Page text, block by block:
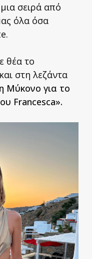
σειρά από
όλα όσα
θέα το
στη λεζάντα
Μύκονο για το
Francesca».